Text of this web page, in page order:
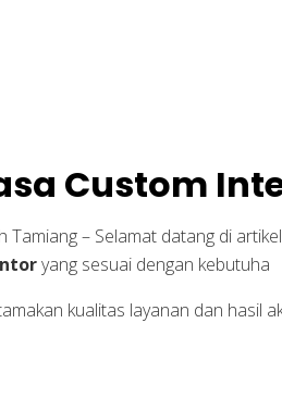
Custom
– Selamat datang di
yang sesuai dengan kebutuha
kualitas layanan dan hasil